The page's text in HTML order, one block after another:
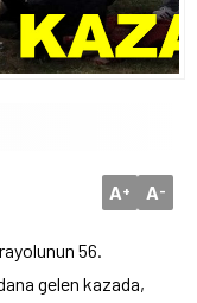
A+ A-
56.
gelen kazada,